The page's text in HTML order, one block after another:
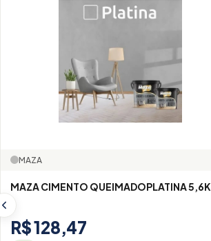
MAZA
MAZA CIMENTO QUEIMADOPLATINA 5,6K
R$ 128,47